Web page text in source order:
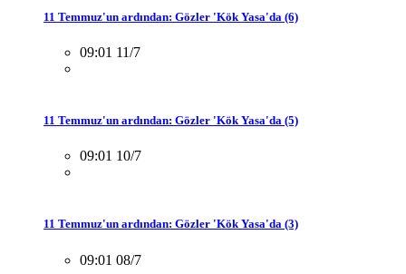
11 Temmuz'un ardından: Gözler 'Kök Yasa'da (6)
09:01 11/7
11 Temmuz'un ardından: Gözler 'Kök Yasa'da (5)
09:01 10/7
11 Temmuz'un ardından: Gözler 'Kök Yasa'da (3)
09:01 08/7